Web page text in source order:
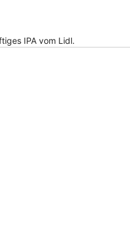
IPA vom Lidl.